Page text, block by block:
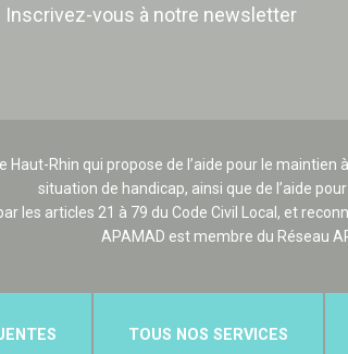
Inscrivez-vous à notre newsletter
Rhin qui propose de l’aide pour le
situation de handicap, ainsi que de l’aide
les articles 21 à 79 du Code Civil Local, et
APAMAD est membre du Réseau
TOUS NOS SERVICES